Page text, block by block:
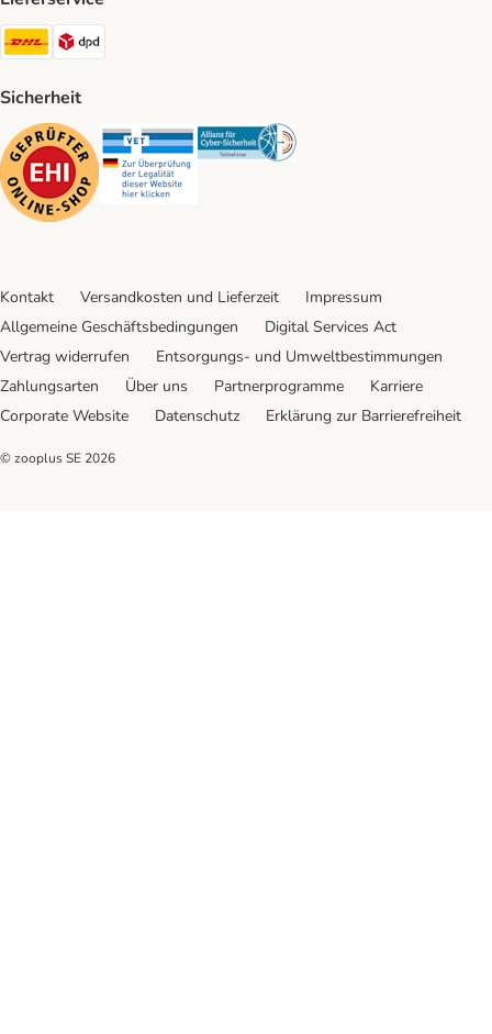
DHL Shipping Method
Sicherheit
Security Security Security
Kontakt Versandkosten und Lieferzeit
Impressum
Allgemeine Geschäftsbedingungen
Digital Services Act
Vertrag widerrufen
Entsorgungs- und Umweltbestimmungen
Zahlungsarten
Über uns Partnerprogramme
Karriere
Corporate Website
Datenschutz Erklärung zur Barrierefreiheit
© zooplus SE 2026